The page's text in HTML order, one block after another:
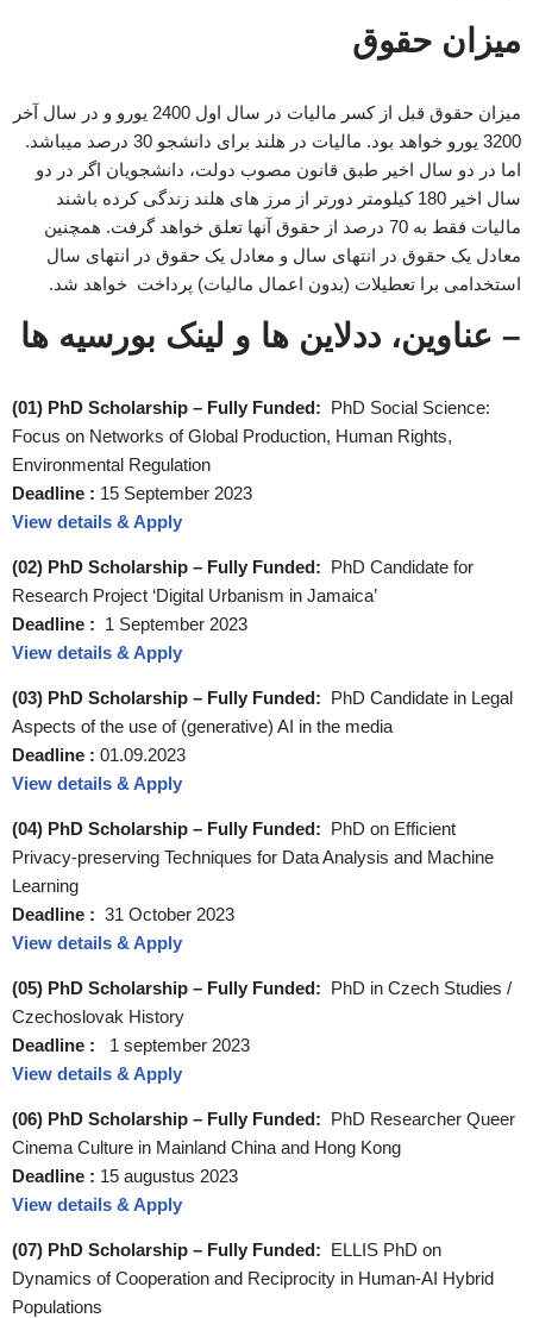
میزان حقوق
میزان حقوق قبل از کسر مالیات در سال اول 2400 یورو و در سال آخر
3200 یورو خواهد بود. مالیات در هلند برای دانشجو 30 درصد میباشد.
اما در دو سال اخیر طبق قانون مصوب دولت، دانشجویان اگر در دو
سال اخیر 180 کیلومتر دورتر از مرز های هلند زندگی کرده باشند
مالیات فقط به 70 درصد از حقوق آنها تعلق خواهد گرفت. همچنین
معادل یک حقوق در انتهای سال و معادل یک حقوق در انتهای سال
استخدامی برا تعطیلات (بدون اعمال مالیات) پرداخت خواهد شد.
– عناوین، ددلاین ها و لینک بورسیه ها
(01) PhD Scholarship – Fully Funded: PhD Social Science:
Focus on Networks of Global Production, Human Rights,
Environmental Regulation
Deadline : 15 September 2023
View details & Apply
(02) PhD Scholarship – Fully Funded: PhD Candidate for
Research Project ‘Digital Urbanism in Jamaica’
Deadline : 1 September 2023
View details & Apply
(03) PhD Scholarship – Fully Funded: PhD Candidate in Legal
Aspects of the use of (generative) AI in the media
Deadline : 01.09.2023
View details & Apply
(04) PhD Scholarship – Fully Funded: PhD on Efficient
Privacy-preserving Techniques for Data Analysis and Machine
Learning
Deadline : 31 October 2023
View details & Apply
(05) PhD Scholarship – Fully Funded: PhD in Czech Studies /
Czechoslovak History
Deadline :
1 september 2023
View details & Apply
(06) PhD Scholarship – Fully Funded: PhD Researcher Queer
Cinema Culture in Mainland China and Hong Kong
Deadline : 15 augustus 2023
View details & Apply
(07) PhD Scholarship – Fully Funded: ELLIS PhD on
Dynamics of Cooperation and Reciprocity in Human-AI Hybrid
Populations